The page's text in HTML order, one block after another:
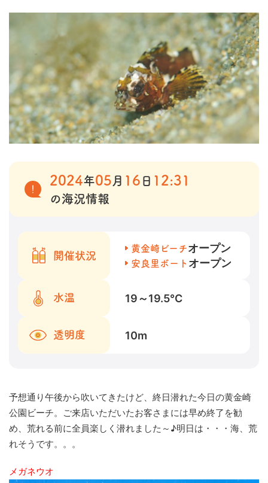
2024年05 月 16 日 12:31
の海況情報
開催状況
黄金崎ビーチオープン
安良里ボート オープン
水温 19～19.5℃
透明度 10m
予想通り午後から吹いてきたけど、終日潜れた今日の黄金崎
公園ビーチ。ご来店いただいたお客さまには早め終了を勧
め、荒れる前に全員楽しく潜れました～♪明日は・・・海、荒
れそうです。。。
メガネウオ